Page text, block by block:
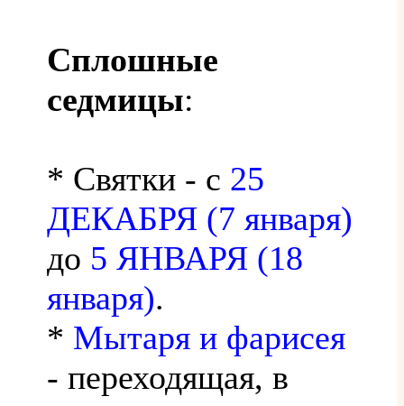
Сплошные
седмицы:
* Святки - с 25
ДЕКАБРЯ (7 января)
до 5 ЯНВАРЯ (18
января).
* Мытаря и фарисея
- переходящая, в